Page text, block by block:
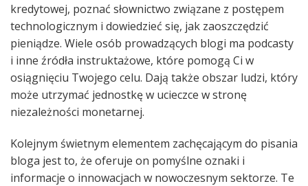
kredytowej, poznać słownictwo związane z postępem
technologicznym i dowiedzieć się, jak zaoszczędzić
pieniądze. Wiele osób prowadzących blogi ma podcasty
i inne źródła instruktażowe, które pomogą Ci w
osiągnięciu Twojego celu. Dają także obszar ludzi, który
może utrzymać jednostkę w ucieczce w stronę
niezależności monetarnej.
Kolejnym świetnym elementem zachęcającym do pisania
bloga jest to, że oferuje on pomyślne oznaki i
informacje o innowacjach w nowoczesnym sektorze. Te